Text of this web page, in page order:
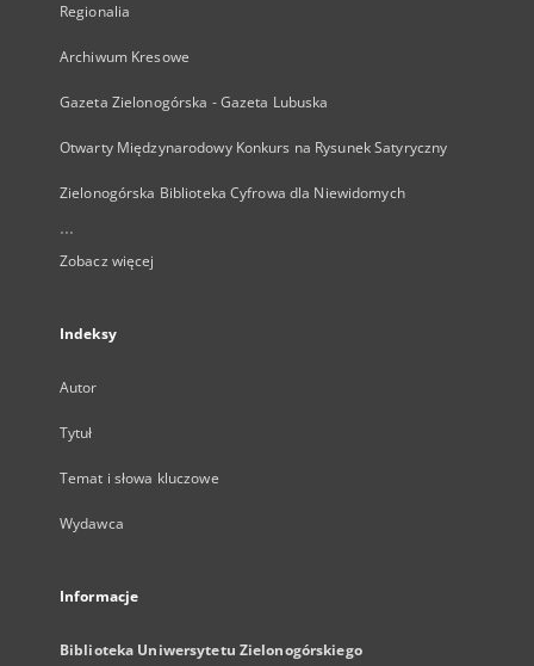
Regionalia
Archiwum Kresowe
Gazeta Zielonogórska - Gazeta Lubuska
Otwarty Międzynarodowy Konkurs na Rysunek Satyryczny
Zielonogórska Biblioteka Cyfrowa dla Niewidomych
...
Zobacz więcej
Indeksy
Autor
Tytuł
Temat i słowa kluczowe
Wydawca
Informacje
Biblioteka Uniwersytetu Zielonogórskiego